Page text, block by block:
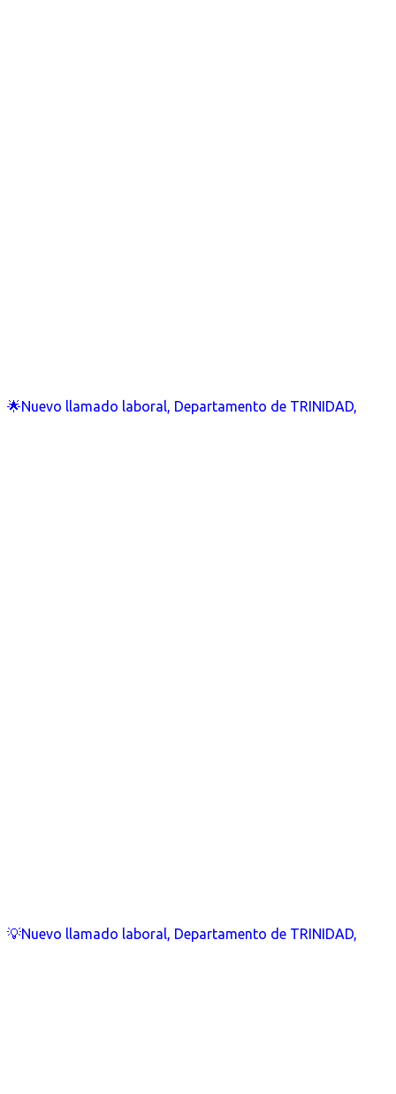
🌟Nuevo llamado laboral, Departamento de TRINIDAD,
💡Nuevo llamado laboral, Departamento de TRINIDAD,